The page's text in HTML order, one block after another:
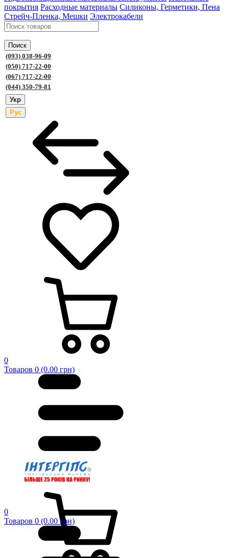
покрытия Расходные материалы Силиконы, Герметики, Пена
Стрейч-Пленка, Мешки Электрокабели
Поиск
(093) 038-96-09
(050) 717-22-00
(067) 717-22-00
(044) 350-79-81
Укр
Рус
0
Товаров 0 (0.00 грн)
0
Товаров 0 (0.00 грн)